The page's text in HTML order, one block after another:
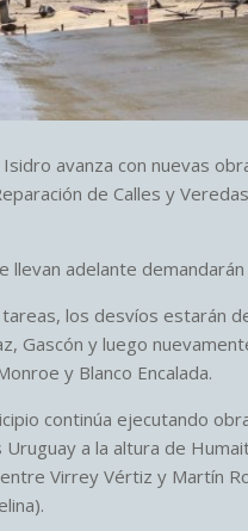
Isidro avanza con nuevas
de Calles y
llevan adelante
los desvíos estarán
Gascón y luego
y Blanco Encalada.
continúa ejecutando
a la altura de
Virrey Vértiz y Martín